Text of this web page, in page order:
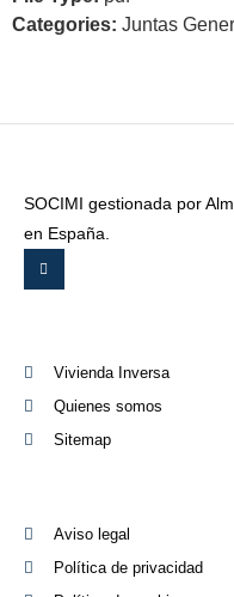
Categories: Juntas
SOCIMI gestionada por
en España.
Vivienda Inversa
Quienes somos
Sitemap
Aviso legal
Política de privacidad